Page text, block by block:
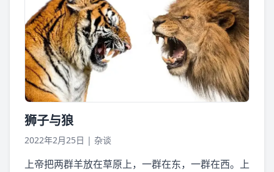
狮子与狼
2022年2月25日 | 杂谈
上帝把两群羊放在草原上，一群在东，一群在西。上